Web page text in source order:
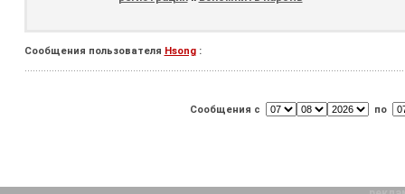
Сообщения пользователя Hsong:
Сообщения с по